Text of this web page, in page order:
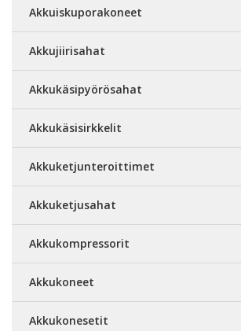
Akkuiskuporakoneet
Akkujiirisahat
Akkukäsipyörösahat
Akkukäsisirkkelit
Akkuketjunteroittimet
Akkuketjusahat
Akkukompressorit
Akkukoneet
Akkukonesetit